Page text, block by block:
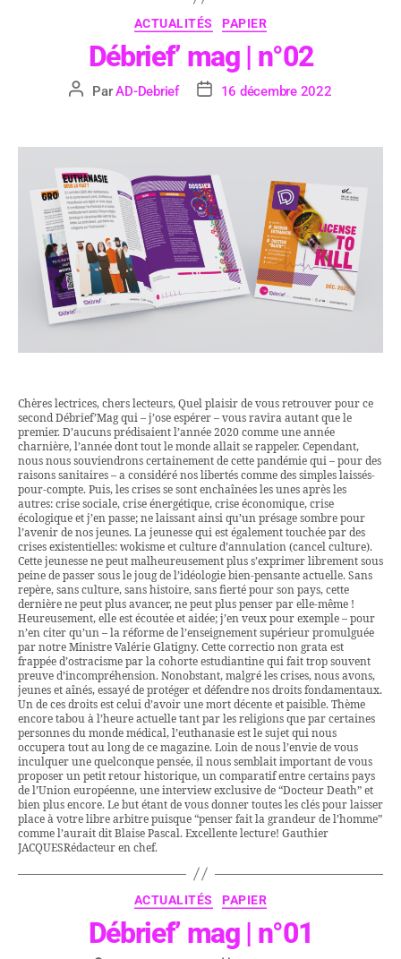
ACTUALITÉS PAPIER
Débrief’ mag | n°02
ParAD-Debrief 16 décembre 2022
Chères lectrices, chers lecteurs, Quel plaisir de vous retrouver pour ce
second Débrief’Mag qui – j’ose espérer – vous ravira autant que le
premier. D’aucuns prédisaient l’année 2020 comme une année
charnière, l’année dont tout le monde allait se rappeler. Cependant,
nous nous souviendrons certainement de cette pandémie qui – pour des
raisons sanitaires – a considéré nos libertés comme des simples laissés-
pour-compte. Puis, les crises se sont enchaînées les unes après les
autres: crise sociale, crise énergétique, crise économique, crise
écologique et j’en passe; ne laissant ainsi qu’un présage sombre pour
l’avenir de nos jeunes. La jeunesse qui est également touchée par des
crises existentielles: wokisme et culture d’annulation (cancel culture).
Cette jeunesse ne peut malheureusement plus s’exprimer librement sous
peine de passer sous le joug de l’idéologie bien-pensante actuelle. Sans
repère, sans culture, sans histoire, sans fierté pour son pays, cette
dernière ne peut plus avancer, ne peut plus penser par elle-même !
Heureusement, elle est écoutée et aidée; j’en veux pour exemple – pour
n’en citer qu’un – la réforme de l’enseignement supérieur promulguée
par notre Ministre Valérie Glatigny. Cette correctio non grata est
frappée d’ostracisme par la cohorte estudiantine qui fait trop souvent
preuve d’incompréhension. Nonobstant, malgré les crises, nous avons,
jeunes et aînés, essayé de protéger et défendre nos droits fondamentaux.
Un de ces droits est celui d’avoir une mort décente et paisible. Thème
encore tabou à l’heure actuelle tant par les religions que par certaines
personnes du monde médical, l’euthanasie est le sujet qui nous
occupera tout au long de ce magazine. Loin de nous l’envie de vous
inculquer une quelconque pensée, il nous semblait important de vous
proposer un petit retour historique, un comparatif entre certains pays
de l’Union européenne, une interview exclusive de “Docteur Death” et
bien plus encore. Le but étant de vous donner toutes les clés pour laisser
place à votre libre arbitre puisque “penser fait la grandeur de l’homme”
comme l’aurait dit Blaise Pascal. Excellente lecture! Gauthier
JACQUESRédacteur en chef.
ACTUALITÉS PAPIER
Débrief’ mag | n°01